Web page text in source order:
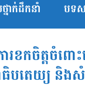
នាក់ដឹកនាំ បទស
រខកចិត្តចំព
ាធិបតេយ្យ និ